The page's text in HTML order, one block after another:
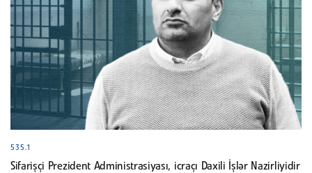
535.1
Sifarişçi Prezident Administrasiyası, icraçı Daxili İşlər Nazirliyidir